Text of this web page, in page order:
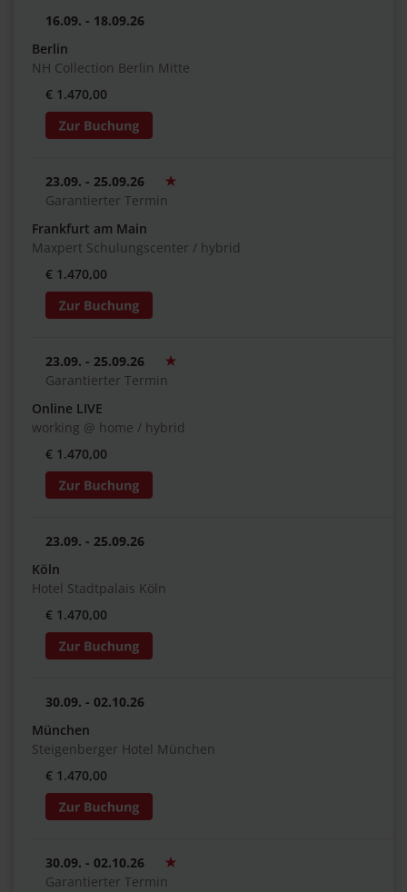
16.09. - 18.09.26
Berlin
NH Collection Berlin Mitte
€ 1.470,00
23.09. - 25.09.26
Garantierter Termin
Frankfurt am Main
Maxpert Schulungscenter / hybrid
€ 1.470,00
23.09. - 25.09.26
Garantierter Termin
Online LIVE
working @ home / hybrid
€ 1.470,00
23.09. - 25.09.26
Köln
Hotel Stadtpalais Köln
€ 1.470,00
30.09. - 02.10.26
München
Steigenberger Hotel München
€ 1.470,00
30.09. - 02.10.26
Garantierter Termin